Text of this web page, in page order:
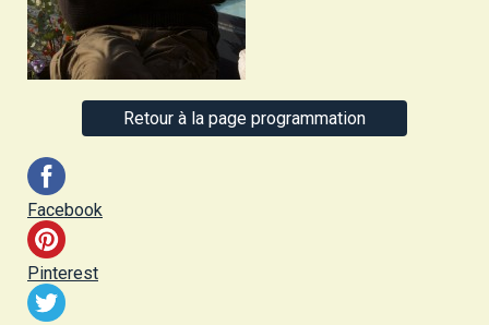
Retour à la page programmation
Facebook
Pinterest